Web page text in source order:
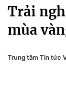
Chuyên mục
Chính trị
Kinh tế
Thể thao
Truyền
Y tế
Trải
mùa
Trung tâm Tin tức